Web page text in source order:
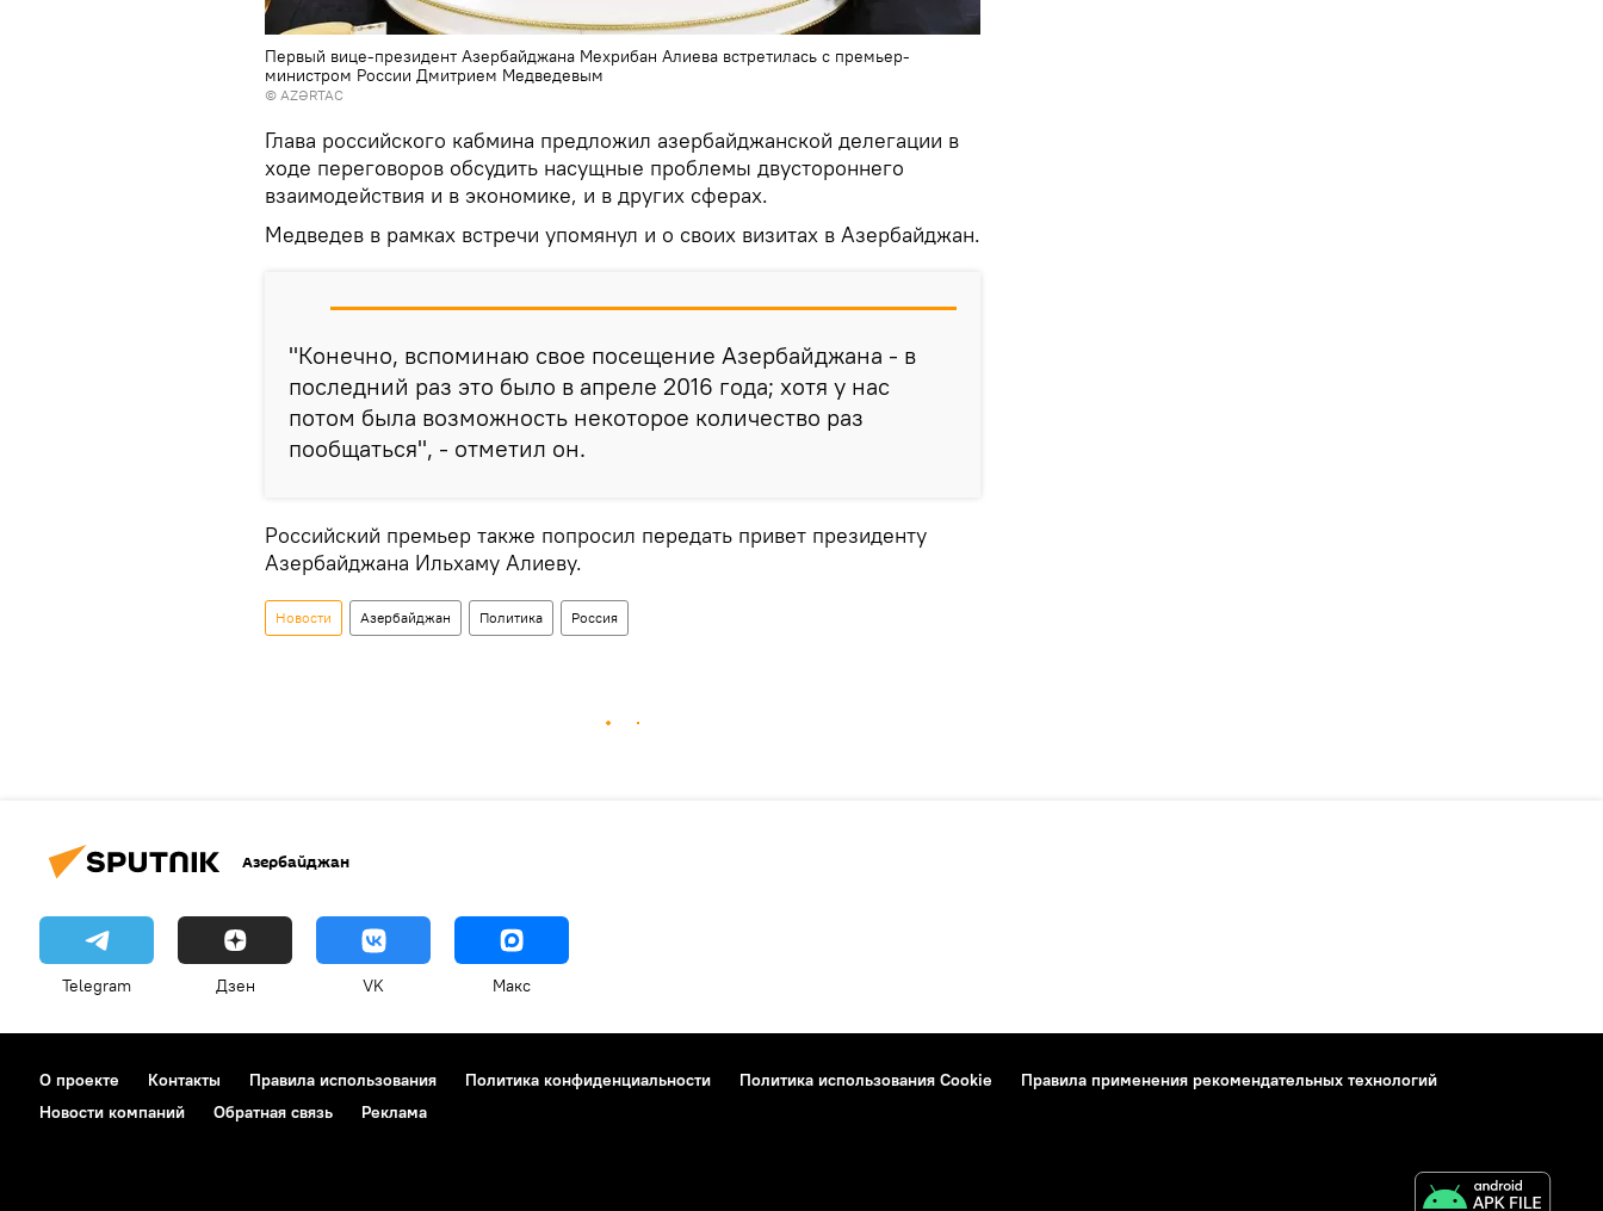
Первый вице-президент Азербайджана Мехрибан Алиева встретилась с премьер-
министром России Дмитрием Медведевым
© AZƏRTAC
Глава российского кабмина предложил азербайджанской делегации в
ходе переговоров обсудить насущные проблемы двустороннего
взаимодействия и в экономике, и в других сферах.
Медведев в рамках встречи упомянул и о своих визитах в Азербайджан.
"Конечно, вспоминаю свое посещение Азербайджана - в
последний раз это было в апреле 2016 года; хотя у нас
потом была возможность некоторое количество раз
пообщаться", - отметил он.
Российский премьер также попросил передать привет президенту
Азербайджана Ильхаму Алиеву.
Новости Азербайджан Политика Россия
Азербайджан
Telegram Дзен VK Макс
О проекте Контакты Правила использования Политика конфиденциальности Политика использования Cookie
Правила применения рекомендательных технологий
Новости компаний
Обратная связь Реклама